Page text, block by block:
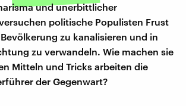
und unerbittlicher
politische Populisten Frust
zu kanalisieren und in
zu verwandeln. Wie machen sie
Mitteln und Tricks arbeiten die
der Gegenwart?